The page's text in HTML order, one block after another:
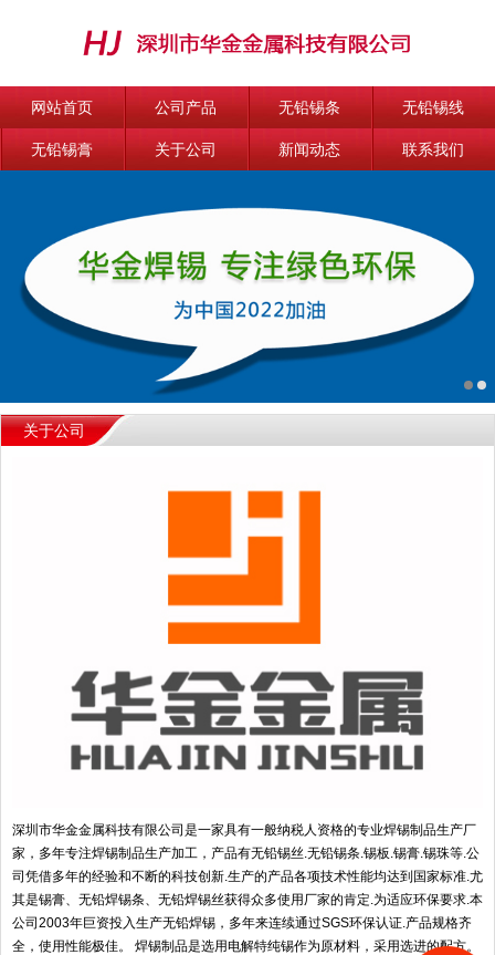
网站首页 公司产品 无铅锡条 无铅锡线
无铅锡膏 关于公司 新闻动态 联系我们
关于公司
深圳市华金金属科技有限公司是一家具有一般纳税人资格的专业焊锡制品生产厂
家，多年专注焊锡制品生产加工，产品有无铅锡丝.无铅锡条.锡板.锡膏.锡珠等.公
司凭借多年的经验和不断的科技创新.生产的产品各项技术性能均达到国家标准.尤
其是锡膏、无铅焊锡条、无铅焊锡丝获得众多使用厂家的肯定.为适应环保要求.本
公司2003年巨资投入生产无铅焊锡，多年来连续通过SGS环保认证.产品规格齐
全，使用性能极佳。 焊锡制品是选用电解特纯锡作为原材料，采用选进的配方。